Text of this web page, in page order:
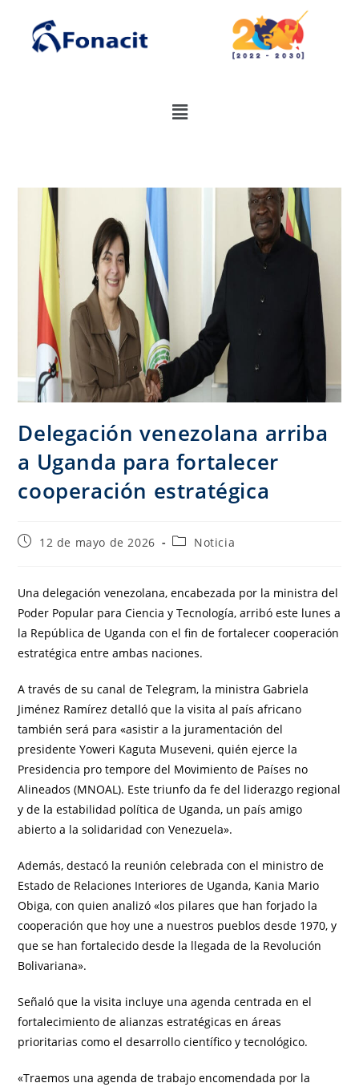
Delegación venezolana arriba
a Uganda para fortalecer
cooperación estratégica
12 de mayo de 2026 Noticia
Una delegación venezolana, encabezada por la ministra del
Poder Popular para Ciencia y Tecnología, arribó este lunes a
la República de Uganda con el fin de fortalecer cooperación
estratégica entre ambas naciones.
A través de su canal de Telegram, la ministra Gabriela
Jiménez Ramírez detalló que la visita al país africano
también será para «asistir a la juramentación del
presidente Yoweri Kaguta Museveni, quién ejerce la
Presidencia pro tempore del Movimiento de Países no
Alineados (MNOAL). Este triunfo da fe del liderazgo regional
y de la estabilidad política de Uganda, un país amigo
abierto a la solidaridad con Venezuela».
Además, destacó la reunión celebrada con el ministro de
Estado de Relaciones Interiores de Uganda, Kania Mario
Obiga, con quien analizó «los pilares que han forjado la
cooperación que hoy une a nuestros pueblos desde 1970, y
que se han fortalecido desde la llegada de la Revolución
Bolivariana».
Señaló que la visita incluye una agenda centrada en el
fortalecimiento de alianzas estratégicas en áreas
prioritarias como el desarrollo científico y tecnológico.
«Traemos una agenda de trabajo encomendada por la